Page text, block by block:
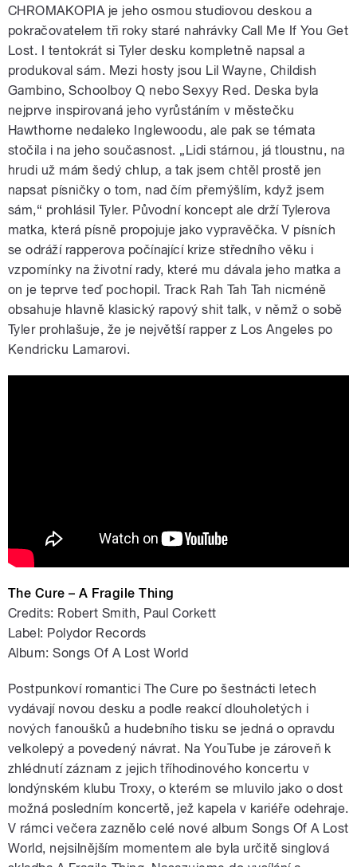
CHROMAKOPIA je jeho osmou studiovou deskou a
pokračovatelem tři roky staré nahrávky Call Me If You Get
Lost. I tentokrát si Tyler desku kompletně napsal a
produkoval sám. Mezi hosty jsou Lil Wayne, Childish
Gambino, Schoolboy Q nebo Sexyy Red. Deska byla
nejprve inspirovaná jeho vyrůstáním v městečku
Hawthorne nedaleko Inglewoodu, ale pak se témata
stočila i na jeho současnost. „Lidi stárnou, já tloustnu, na
hrudi už mám šedý chlup, a tak jsem chtěl prostě jen
napsat písničky o tom, nad čím přemýšlím, když jsem
sám,“ prohlásil Tyler. Původní koncept ale drží Tylerova
matka, která písně propojuje jako vypravěčka. V písních
se odráží rapperova počínající krize středního věku i
vzpomínky na životní rady, které mu dávala jeho matka a
on je teprve teď pochopil. Track Rah Tah Tah nicméně
obsahuje hlavně klasický rapový shit talk, v němž o sobě
Tyler prohlašuje, že je největší rapper z Los Angeles po
Kendricku Lamarovi.
The Cure – A Fragile Thing
Credits: Robert Smith, Paul Corkett
Label: Polydor Records
Album: Songs Of A Lost World
Postpunkoví romantici The Cure po šestnácti letech
vydávají novou desku a podle reakcí dlouholetých i
nových fanoušků a hudebního tisku se jedná o opravdu
velkolepý a povedený návrat. Na YouTube je zároveň k
zhlédnutí záznam z jejich tříhodinového koncertu v
londýnském klubu Troxy, o kterém se mluvilo jako o dost
možná posledním koncertě, jež kapela v kariéře odehraje.
V rámci večera zaznělo celé nové album Songs Of A Lost
World, nejsilnějším momentem ale byla určitě singlová